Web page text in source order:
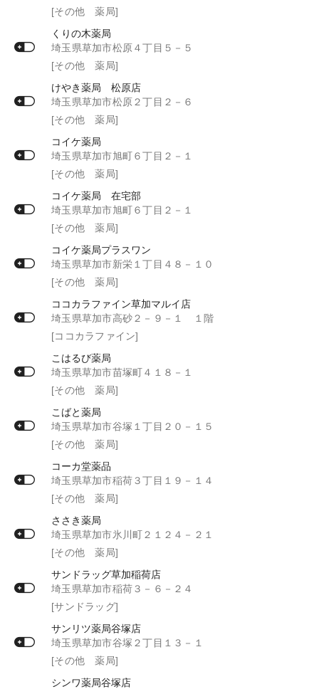
[その他 薬局]
くりの木薬局
埼玉県草加市松原４丁目５－５
[その他 薬局]
けやき薬局 松原店
埼玉県草加市松原２丁目２－６
[その他 薬局]
コイケ薬局
埼玉県草加市旭町６丁目２－１
[その他 薬局]
コイケ薬局 在宅部
埼玉県草加市旭町６丁目２－１
[その他 薬局]
コイケ薬局プラスワン
埼玉県草加市新栄１丁目４８－１０
[その他 薬局]
ココカラファイン草加マルイ店
埼玉県草加市高砂２－９－１ １階
[ココカラファイン]
こはるび薬局
埼玉県草加市苗塚町４１８－１
[その他 薬局]
こばと薬局
埼玉県草加市谷塚１丁目２０－１５
[その他 薬局]
コーカ堂薬品
埼玉県草加市稲荷３丁目１９－１４
[その他 薬局]
ささき薬局
埼玉県草加市氷川町２１２４－２１
[その他 薬局]
サンドラッグ草加稲荷店
埼玉県草加市稲荷３－６－２４
[サンドラッグ]
サンリツ薬局谷塚店
埼玉県草加市谷塚２丁目１３－１
[その他 薬局]
シンワ薬局谷塚店